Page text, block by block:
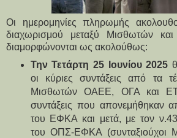
Οι ημερομηνίες πληρωμής
διαχωρισμού μεταξύ Μισθωτών
διαμορφώνονται ως ακολούθως:
Την Τετάρτη 25 Ιουνίου 2025
οι κύριες συντάξεις από τα
Μισθωτών ΟΑΕΕ, ΟΓΑ και
συντάξεις που απονεμήθηκαν
του ΕΦΚΑ και μετά, με τον
του ΟΠΣ-ΕΦΚΑ (συνταξιούχοι